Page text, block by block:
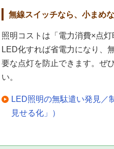
無線スイッチなら、小まめ
照明コストは「電力消費×点灯
LED化すれば省電力になり、
要な点灯を防止できます。ぜ
い。
LED照明の無駄遣い発見／
見せる化」）